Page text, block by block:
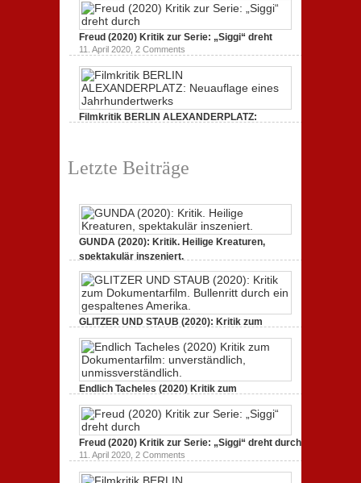
19. Mai 2020,0 Comments
Freud (2020) Kritik zur Serie: „Siggi“ dreht
11. April 2020, 2 Comments
Filmkritik BERLIN ALEXANDERPLATZ:
Letzte Beiträge
GUNDA (2020): Kritik. Heilige Kreaturen,
spektakulär inszeniert.
GLITZER UND STAUB (2020): Kritik zum
Dokumentarfilm. Bullenritt durch ein
gespaltenes Amerika.
3. Oktober 2020,2 Comments
Endlich Tacheles (2020) Kritik zum
Dokumentarfilm: unverständlich,
unmissverständlich.
19. Mai 2020,0 Comments
Freud (2020) Kritik zur Serie: „Siggi“ dreht durch
11. April 2020, 2 Comments